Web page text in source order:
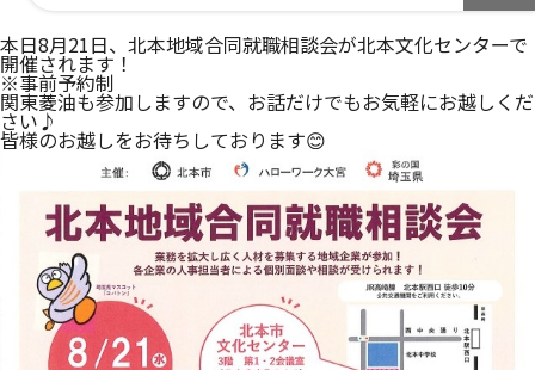
本日8月21日、北本地域合同就職相談会が北本文化センターで
開催されます！
※事前予約制
関東菱油も参加しますので、お話だけでもお気軽にお越しくだ
さい♪
皆様のお越しをお待ちしております😊